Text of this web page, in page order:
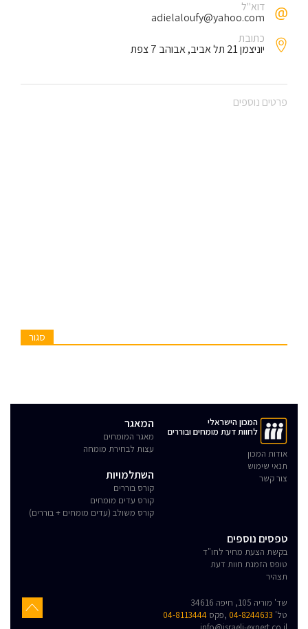
דוא"ל
adielaloufy@yahoo.com
כתובת
יוניצמן 21 תל אביב, אבוהב 7 צפת
פרטים נוספים
סגור
המכון הישראלי
לחוות דעת מומחים ובוררים
אודות המכון
תנאי שימוש
צור קשר
המאגר
מאגר המומחים
עצות לבחירת מומחה
השתלמויות
קורס בוררים
קורס עדים מומחים
קורס משולב (עדים מומחים + בוררים)
טפסים נוספים
בקשת הצעת מחיר לחו"ד
טופס הזמנת חוות דעת
תצהיר
שד' מוריה 105, חיפה 34616
טל' 04-8244633 ,פקס 04-8113444